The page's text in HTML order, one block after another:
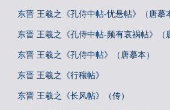
东晋 王羲之《孔侍中帖-忧悬帖》（唐摹
东晋 王羲之《孔侍中帖-频有哀祸帖》（
东晋 王羲之《孔侍中帖》（唐摹本）
东晋 王羲之《行穰帖》
东晋 王羲之《长风帖》（传）